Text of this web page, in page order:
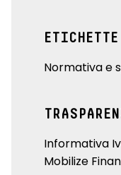
Normativa e
Informativa
Mobilize